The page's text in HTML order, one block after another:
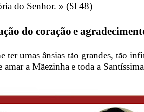
do Senhor. » (Sl 48)
do coração e
ter umas ânsias tão grandes, tão
a Mãezinha e toda a